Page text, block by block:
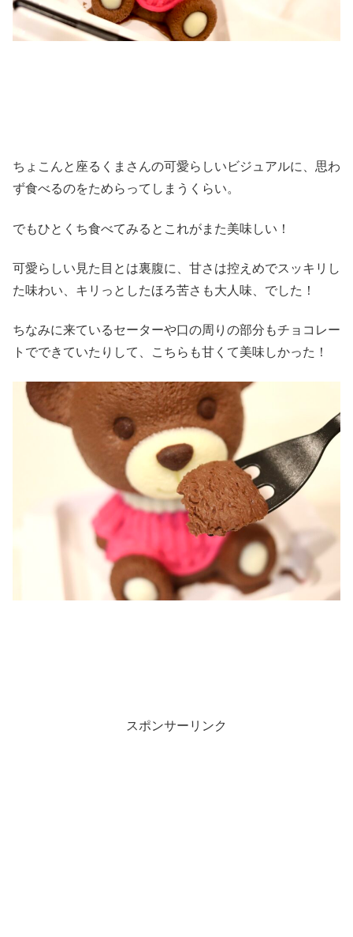
ちょこんと座るくまさんの可愛らしいビジュアルに、思わ
ず食べるのをためらってしまうくらい。
でもひとくち食べてみるとこれがまた美味しい！
可愛らしい見た目とは裏腹に、甘さは控えめでスッキリし
た味わい、キリっとしたほろ苦さも大人味、でした！
ちなみに来ているセーターや口の周りの部分もチョコレー
トでできていたりして、こちらも甘くて美味しかった！
スポンサーリンク